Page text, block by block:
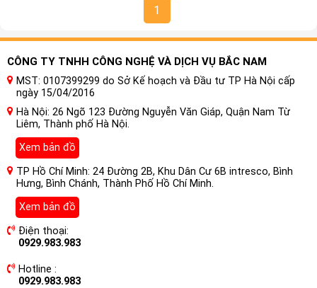
1
CÔNG TY TNHH CÔNG NGHỆ VÀ DỊCH VỤ BẮC NAM
MST: 0107399299 do Sở Kế hoạch và Đầu tư TP Hà Nội cấp
ngày 15/04/2016
Hà Nội: 26 Ngõ 123 Đường Nguyễn Văn Giáp, Quận Nam Từ
Liêm, Thành phố Hà Nội.
Xem bản đồ
TP Hồ Chí Minh: 24 Đường 2B, Khu Dân Cư 6B intresco, Bình
Hưng, Bình Chánh, Thành Phố Hồ Chí Minh.
Xem bản đồ
Điện thoại:
0929.983.983
Hotline :
0929.983.983